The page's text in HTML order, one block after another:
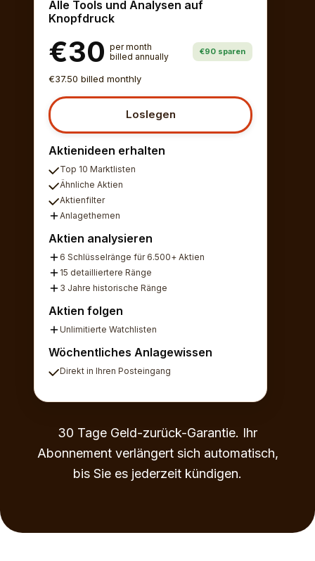
Alle Tools und Analysen auf
Knopfdruck
€30 per month
billed annually
€90 sparen
€37.50 billed monthly
Loslegen
Aktienideen erhalten
Top 10 Marktlisten
Ähnliche Aktien
Aktienfilter
Anlagethemen
Aktien analysieren
6 Schlüsselränge für 6.500+ Aktien
15 detailliertere Ränge
3 Jahre historische Ränge
Aktien folgen
Unlimitierte Watchlisten
Wöchentliches Anlagewissen
Direkt in Ihren Posteingang
30 Tage Geld-zurück-Garantie. Ihr
Abonnement verlängert sich automatisch,
bis Sie es jederzeit kündigen.